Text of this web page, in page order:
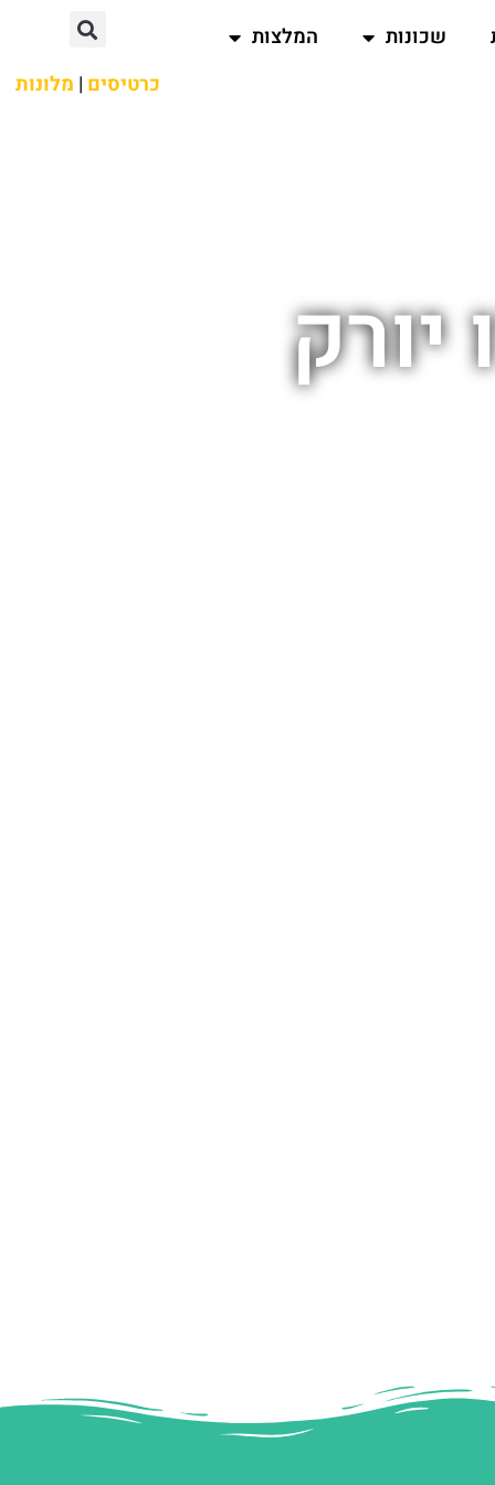
שכונות
המלצות
כרטיסים | מלונות
יורק